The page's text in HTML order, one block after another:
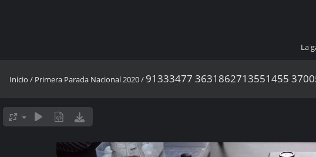
La
Inicio / Primera Parada Nacional 2020/ 91333477 3631862713551455